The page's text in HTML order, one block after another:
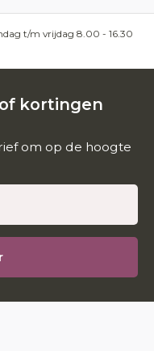
t/m vrijdag 8.00 - 16.30
kortingen
om op de hoogte